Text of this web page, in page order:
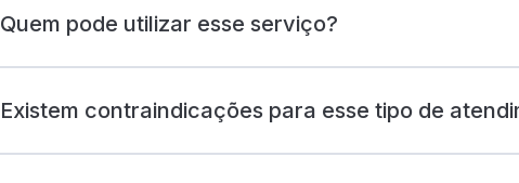
Quem pode utilizar esse serviço?
Existem contraindicações para esse tipo de